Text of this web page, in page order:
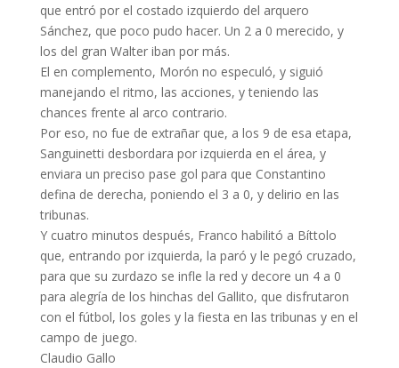
que entró por el costado izquierdo del arquero
Sánchez, que poco pudo hacer. Un 2 a 0 merecido, y
los del gran Walter iban por más.
El en complemento, Morón no especuló, y siguió
manejando el ritmo, las acciones, y teniendo las
chances frente al arco contrario.
Por eso, no fue de extrañar que, a los 9 de esa etapa,
Sanguinetti desbordara por izquierda en el área, y
enviara un preciso pase gol para que Constantino
defina de derecha, poniendo el 3 a 0, y delirio en las
tribunas.
Y cuatro minutos después, Franco habilitó a Bíttolo
que, entrando por izquierda, la paró y le pegó cruzado,
para que su zurdazo se infle la red y decore un 4 a 0
para alegría de los hinchas del Gallito, que disfrutaron
con el fútbol, los goles y la fiesta en las tribunas y en el
campo de juego.
Claudio Gallo